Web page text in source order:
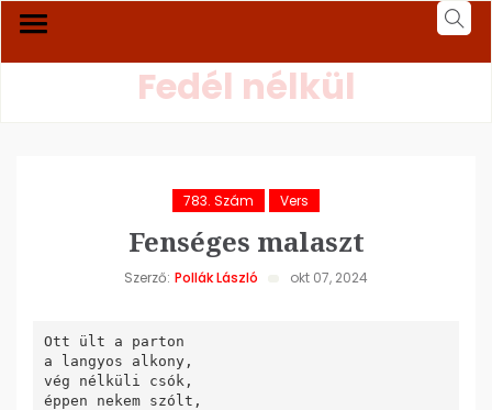
Fedél nélkül
783. Szám Vers
Fenséges malaszt
Szerző: Pollák László okt 07, 2024
Ott ült a parton
a langyos alkony,
vég nélküli csók,
éppen nekem szólt,